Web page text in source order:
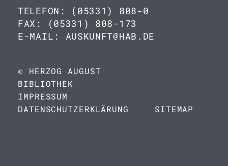
TELEFON: (05331) 808-0
FAX: (05331) 808-173
E-MAIL: AUSKUNFT@HAB.DE
© HERZOG AUGUST
BIBLIOTHEK
IMPRESSUM
DATENSCHUTZERKLÄRUNG
SITEMAP